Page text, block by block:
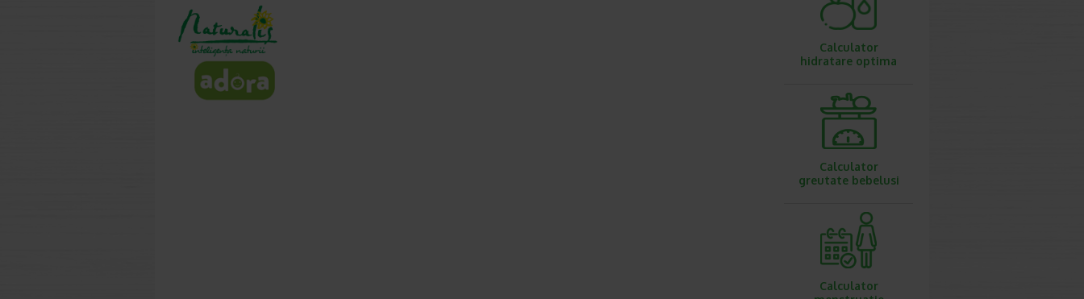
Calculator
hidratare optima
Calculator
greutate bebelusi
Calculator